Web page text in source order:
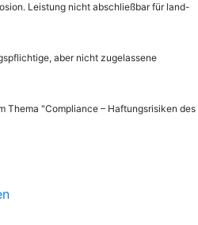
Leistung nicht abschließbar für land-
aber nicht zugelassene
Thema "Compliance – Haftungsrisiken des